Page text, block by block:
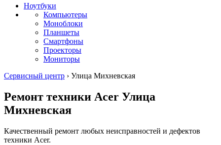
Ноутбуки
Компьютеры
Моноблоки
Планшеты
Смартфоны
Проекторы
Мониторы
Сервисный центр › Улица Михневская
Ремонт техники Acer Улица
Михневская
Качественный ремонт любых неисправностей и дефектов
техники Acer.